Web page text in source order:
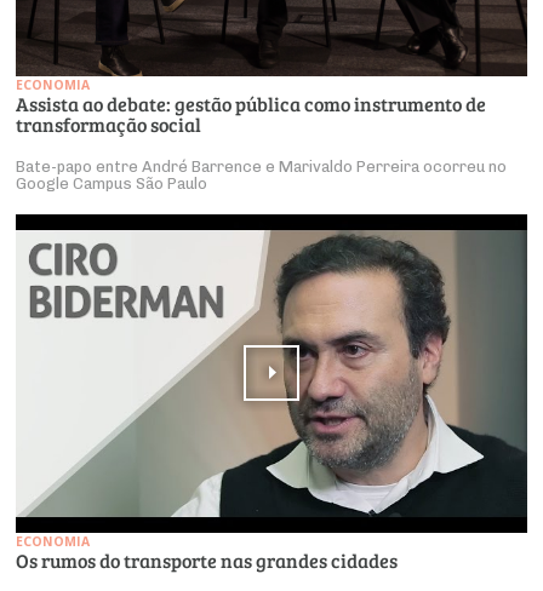
ECONOMIA
Assista ao debate: gestão pública como instrumento de
transformação social
Bate-papo entre André Barrence e Marivaldo Perreira ocorreu no
Google Campus São Paulo
ECONOMIA
Os rumos do transporte nas grandes cidades